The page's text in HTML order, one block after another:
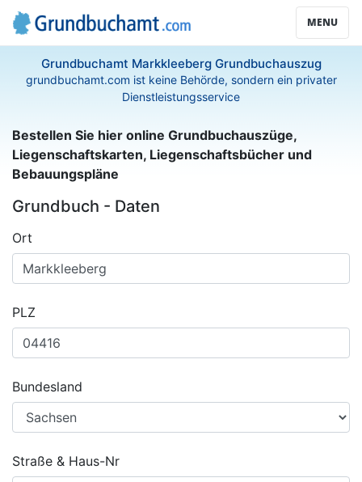
MENU
Grundbuchamt Markkleeberg Grundbuchauszug
grundbuchamt.com ist keine Behörde, sondern ein privater
Dienstleistungsservice
Bestellen Sie hier online Grundbuchauszüge,
Liegenschaftskarten, Liegenschaftsbücher und
Bebauungspläne
Grundbuch - Daten
Ort
PLZ
Bundesland
Straße & Haus-Nr